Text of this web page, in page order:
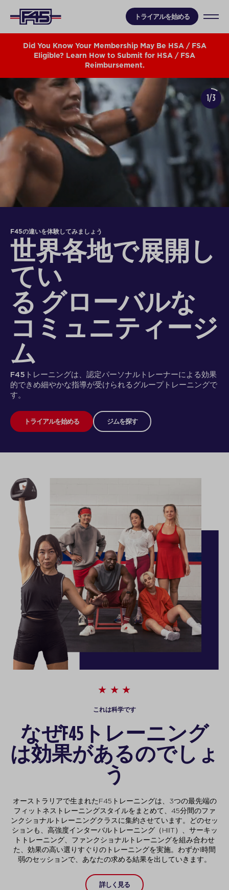
トライアルを始める
Did You Know Your Membership May Be HSA / FSA
Eligible? Learn How to Submit for HSA / FSA
Reimbursement.
F45の違いを体験してみましょう
世界各地で展開し
てい
る グローバルな
コミュニティージ
ム
F45トレーニングは、認定パーソナルトレーナーによる効果
的できめ細やかな指導が受けられるグループトレーニングで
す。
トライアルを始める ジムを探す
1/3
これは科学です
なぜF45トレーニング
は効果があるのでしょ
う
オーストラリアで生まれたF45トレーニングは、3つの最先端の
フィットネストレーニングスタイルをまとめて、45分間のファ
ンクショナルトレーニングクラスに集約させています。どのセッ
ションも、高強度インターバルトレーニング（HIIT）、サーキッ
トトレーニング、ファンクショナルトレーニングを組み合わせ
た、効果の高い選りすぐりのトレーニングを実施。わずか1時間
弱のセッションで、あなたの求める結果を出していきます。
詳しく見る